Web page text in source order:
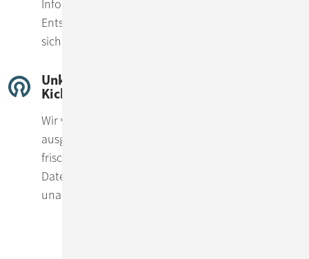
Informationsbeschaffung, Datenverarbeitung und
Entscheidungsfindung in Ihrem Unternehmen
sicher auf die Überholspur.
Unkompliziert starten mit ConSol KI-
Kickstart
Wir verbinden Open-Source-Technologie,
ausgewählte KI-Anbieter mit Datenschutzfokus &
frische KI-Expertise zu einem Paket.
Datensouverän, ohne teure Lizenzgebühren und
unabhängig von US-Providern.